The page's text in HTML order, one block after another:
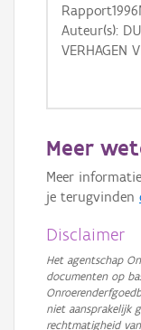
Auteur(s):
VERHAGEN
Meer
Meer
je terugvinden
Disclaimer
Het agentschap
documenten op
niet aansprakelijk
rechtmatigheid